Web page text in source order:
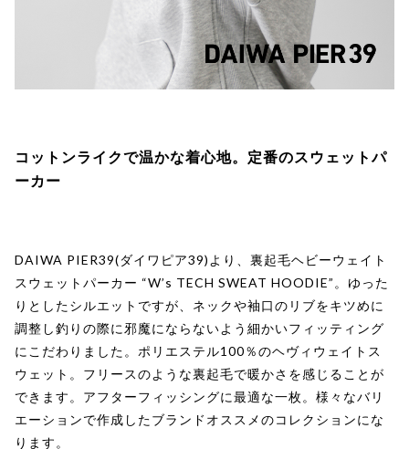
コットンライクで温かな着心地。定番のスウェットパ
ーカー
DAIWA PIER39(ダイワピア39)より、裏起毛ヘビーウェイト
スウェットパーカー “W’s TECH SWEAT HOODIE”。ゆった
りとしたシルエットですが、ネックや袖口のリブをキツめに
調整し釣りの際に邪魔にならないよう細かいフィッティング
にこだわりました。ポリエステル100％のヘヴィウェイトス
ウェット。フリースのような裏起毛で暖かさを感じることが
できます。アフターフィッシングに最適な一枚。様々なバリ
エーションで作成したブランドオススメのコレクションにな
ります。